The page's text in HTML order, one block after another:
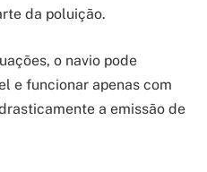
da poluição.
o navio pode
e funcionar apenas com
a emissão de